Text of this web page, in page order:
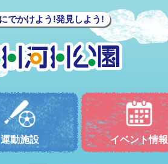
でかけよう!発見しよう!
運動施設 イベント情報